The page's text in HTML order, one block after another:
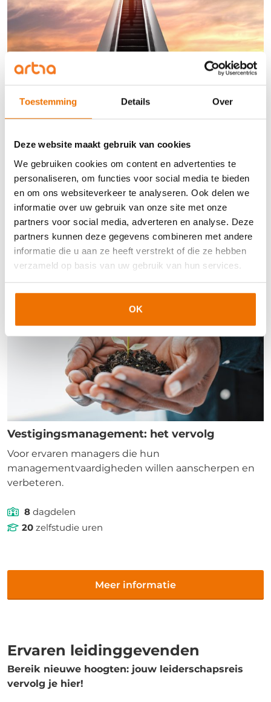
Toestemming Details Over
Deze website maakt gebruik van cookies
We gebruiken cookies om content en advertenties te
personaliseren, om functies voor social media te bieden
en om ons websiteverkeer te analyseren. Ook delen we
informatie over uw gebruik van onze site met onze
partners voor social media, adverteren en analyse. Deze
partners kunnen deze gegevens combineren met andere
informatie die u aan ze heeft verstrekt of die ze hebben
verzameld op basis van uw gebruik van hun services.
OK
Vestigingsmanagement
Krijg als (aankomend) vestigingsmanager de
handvatten om jouw vestiging en team naar een
8 dagdelen
28zelfstudie uren
Meer informatie
Vestigingsmanagement: het vervolg
Voor ervaren managers die hun
managementvaardigheden willen aanscherpen en
verbeteren.
8 dagdelen
20 zelfstudie uren
Meer informatie
Ervaren leidinggevenden
Bereik nieuwe hoogten: jouw leiderschapsreis
vervolg je hier!